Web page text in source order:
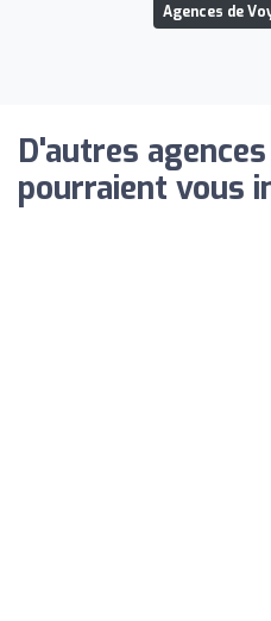
Agences de
D'autres
pourraient vous